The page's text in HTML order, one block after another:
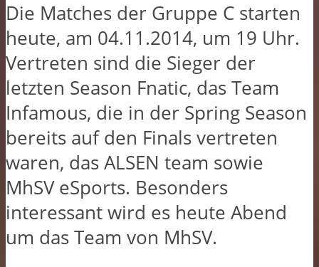
Die Matches der Gruppe C starten
heute, am 04.11.2014, um 19 Uhr.
Vertreten sind die Sieger der
letzten Season Fnatic, das Team
Infamous, die in der Spring Season
bereits auf den Finals vertreten
waren, das ALSEN team sowie
MhSV eSports. Besonders
interessant wird es heute Abend
um das Team von MhSV.